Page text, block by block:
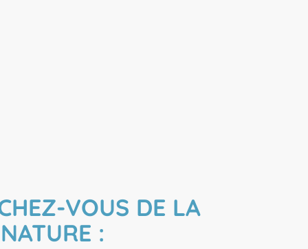
VOUS DE LA
NATURE :